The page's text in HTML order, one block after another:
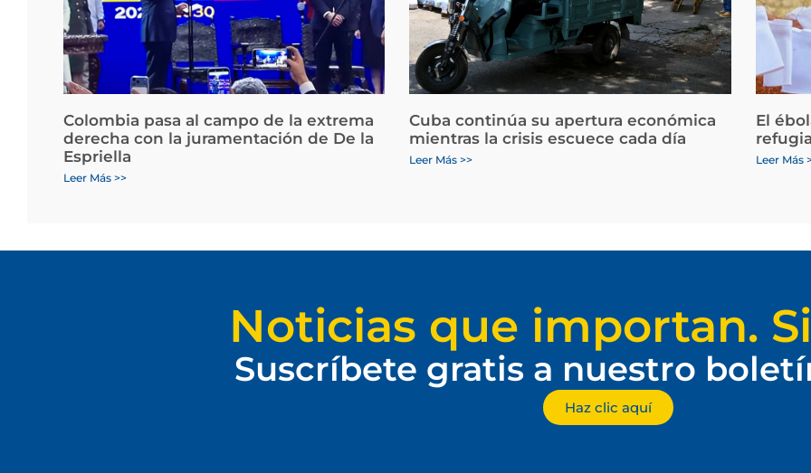
Colombia pasa al campo de la extrema
derecha con la juramentación de De la
Espriella
Leer Más >>
Cuba continúa su apertura económica
mientras la crisis escuece cada día
Leer Más >>
El
Leer Más
Noticias que importan.
Suscríbete gratis a nuestro
Haz clic aquí